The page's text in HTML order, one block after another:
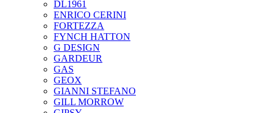
DL1961
ENRICO CERINI
FORTEZZA
FYNCH HATTON
G DESIGN
GARDEUR
GAS
GEOX
GIANNI STEFANO
GILL MORROW